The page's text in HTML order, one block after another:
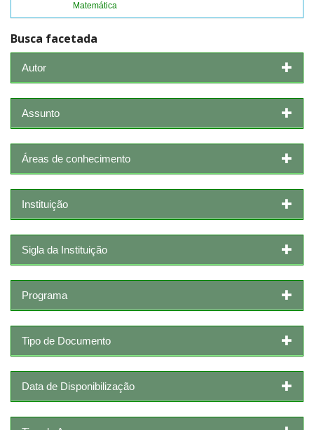
Matemática
Busca facetada
Autor
Assunto
Áreas de conhecimento
Instituição
Sigla da Instituição
Programa
Tipo de Documento
Data de Disponibilização